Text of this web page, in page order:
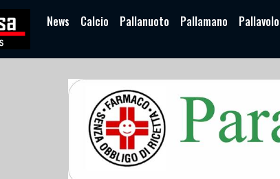
News Calcio Pallanuoto Pallamano Pallavolo